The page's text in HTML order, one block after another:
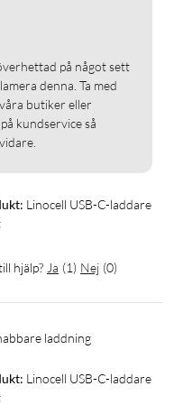
hörlurar och
via USB-C, Lightning,
från USB-C
7
på något sett
denna. Ta med
butiker eller
kundservice så
Linocell USB-C-laddare
hjälp? Ja (1) Nej (0)
laddning
Linocell USB-C-laddare